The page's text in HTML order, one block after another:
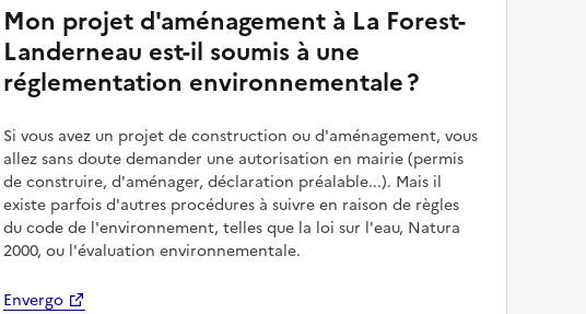
Mon projet d'aménagement à La Forest-
Landerneau est-il soumis à une
réglementation environnementale ?
Si vous avez un projet de construction ou d'aménagement, vous
allez sans doute demander une autorisation en mairie (permis
de construire, d'aménager, déclaration préalable...). Mais il
existe parfois d'autres procédures à suivre en raison de règles
du code de l'environnement, telles que la loi sur l'eau, Natura
2000, ou l'évaluation environnementale.
Envergo